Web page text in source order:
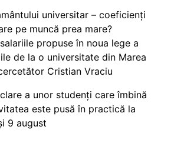
universitar – coeficienți
pe muncă prea mare?
propuse în noua lege a
de la o universitate din Marea
Cristian Vraciu
a unor studenți care îmbină
este pusă în practică la
9 august